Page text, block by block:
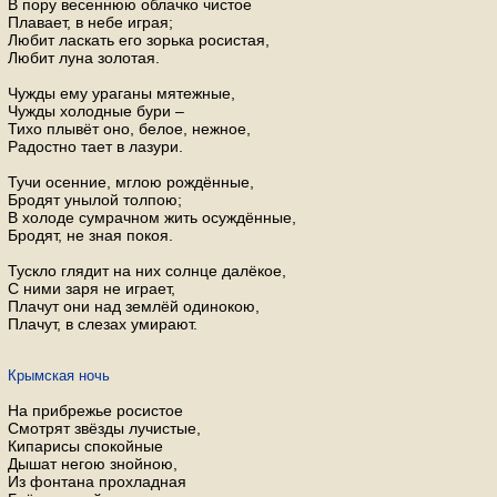
В пору весеннюю облачко чистое
Плавает, в небе играя;
Любит ласкать его зорька росистая,
Любит луна золотая.
Чужды ему ураганы мятежные,
Чужды холодные бури –
Тихо плывёт оно, белое, нежное,
Радостно тает в лазури.
Тучи осенние, мглою рождённые,
Бродят унылой толпою;
В холоде сумрачном жить осуждённые,
Бродят, не зная покоя.
Тускло глядит на них солнце далёкое,
С ними заря не играет,
Плачут они над землёй одинокою,
Плачут, в слезах умирают.
Крымская ночь
На прибрежье росистое
Смотрят звёзды лучистые,
Кипарисы спокойные
Дышат негою знойною,
Из фонтана прохладная